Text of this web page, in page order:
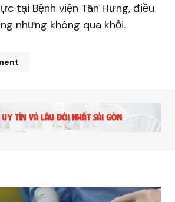
tại Bệnh viện Tân Hưng, điều
nhưng không qua khỏi.
sẽ không được hiển thị công khai.
buộc được đánh dấu*